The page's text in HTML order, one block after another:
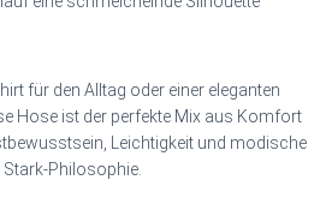
für den Alltag oder einer eleganten
Hose ist der perfekte Mix aus Komfort
Leichtigkeit und modische